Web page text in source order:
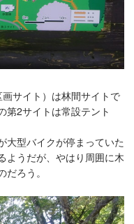
サイト）は林間サイトで
2サイトは常設テント
大型バイクが停まっていた
うだが、やはり周囲に木
ろう。